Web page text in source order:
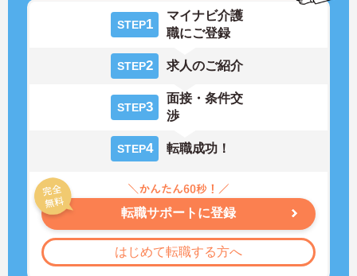
STEP1
マイナビ介護
職にご登録
STEP2 求人のご紹介
STEP3
面接・条件交
渉
STEP4 転職成功！
転職サポートに登録
はじめて転職する方へ